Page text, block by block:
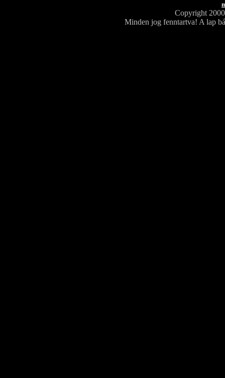
Copyright
Minden jog fenntartva! A lap